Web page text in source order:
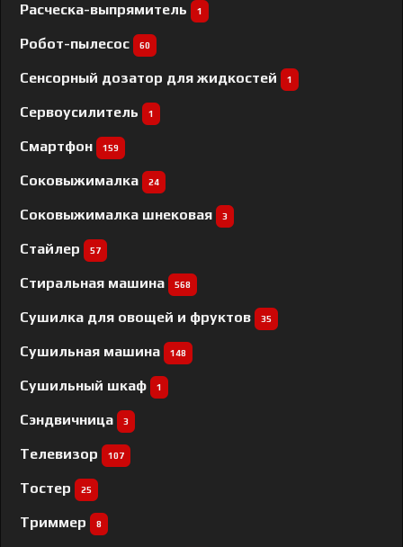
Расческа-выпрямитель 1
Робот-пылесос 60
Сенсорный дозатор для жидкостей 1
Сервоусилитель 1
Смартфон 159
Соковыжималка 24
Соковыжималка шнековая 3
Стайлер 57
Стиральная машина 568
Сушилка для овощей и фруктов 35
Сушильная машина 148
Сушильный шкаф 1
Сэндвичница 3
Телевизор 107
Тостер 25
Триммер 8